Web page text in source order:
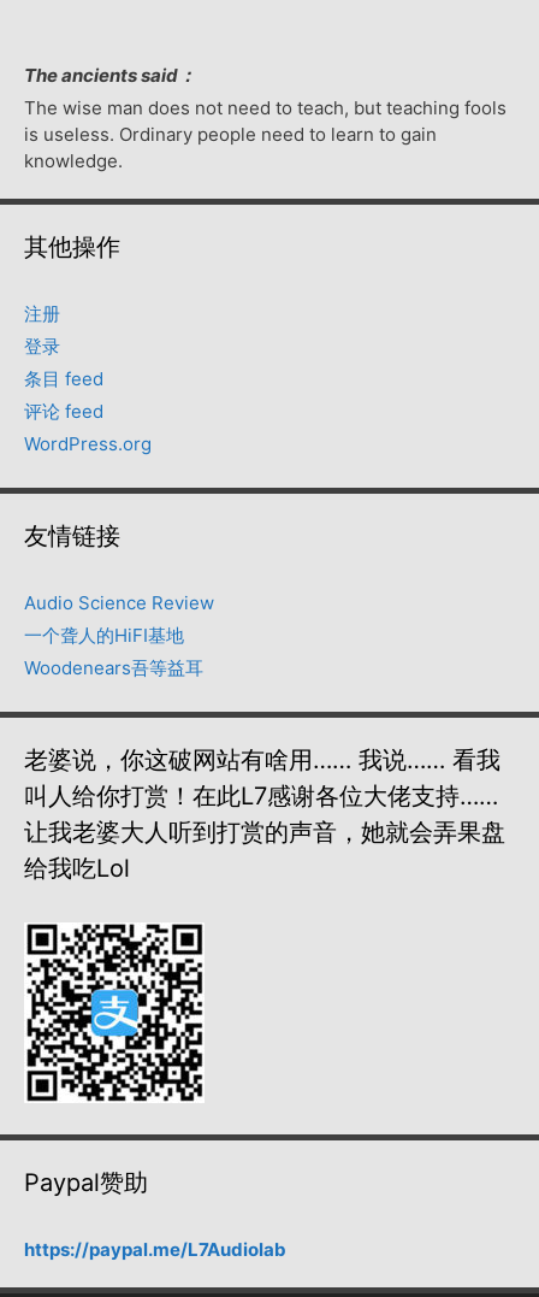
The ancients said：
The wise man does not need to teach, but teaching fools
is useless. Ordinary people need to learn to gain
knowledge.
其他操作
注册
登录
条目 feed
评论 feed
WordPress.org
友情链接
Audio Science Review
一个聋人的HiFI基地
Woodenears吾等益耳
老婆说，你这破网站有啥用…… 我说…… 看我
叫人给你打赏！在此L7感谢各位大佬支持……
让我老婆大人听到打赏的声音，她就会弄果盘
给我吃lol
Paypal赞助
https://paypal.me/L7Audiolab